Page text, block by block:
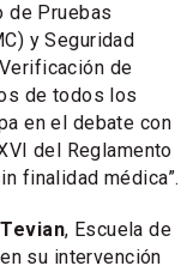
de Pruebas
y Seguridad
de
de todos los
en el debate con
del Reglamento
finalidad médica”.
Tevian, Escuela de
su intervención